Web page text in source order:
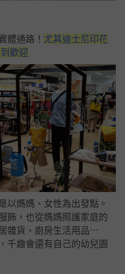
體通路！ 尤其迪士尼印花
歡迎
以媽媽、女性為出發點。
飾，也從媽媽照護家庭的
雜貨、廚房生活用品⋯
千趣會還有自己的幼兒園